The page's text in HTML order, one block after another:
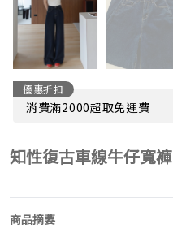
優惠折扣
消費滿2000超取免運費
知性復古車線牛仔寬褲
商品摘要